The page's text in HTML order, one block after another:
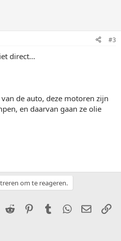
#3
direct...
de auto, deze motoren zijn
en daarvan gaan ze olie
om te reageren.
Reddit PinterestTumblr WhatsApp
E-mail